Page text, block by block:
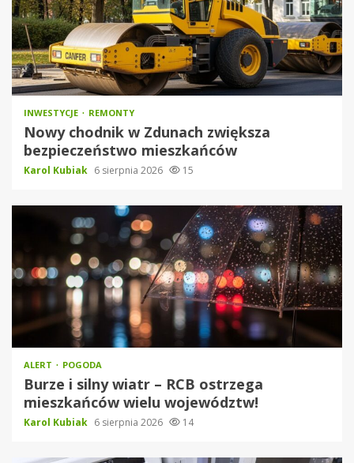
INWESTYCJE REMONTY
Nowy chodnik w Zdunach zwiększa
bezpieczeństwo mieszkańców
Karol Kubiak 6 sierpnia 2026 15
ALERT POGODA
Burze i silny wiatr – RCB ostrzega
mieszkańców wielu województw!
Karol Kubiak 6 sierpnia 2026 14